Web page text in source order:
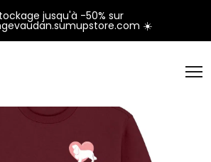
jusqu'à -50% sur
☀️
cookies